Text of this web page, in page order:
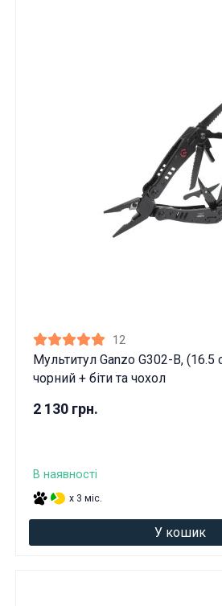
12
Мультитул Ganzo G302-В, (16.5
чорний + біти та чохол
2 130 грн.
В наявності
x 3 міс.
У кошик